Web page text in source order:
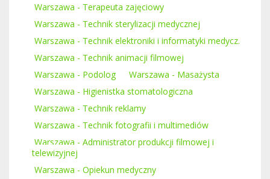
Warszawa - Terapeuta zajęciowy
Warszawa - Technik sterylizacji medycznej
Warszawa - Technik elektroniki i informatyki medycz.
Warszawa - Technik animacji filmowej
Warszawa - Podolog
Warszawa - Masażysta
Warszawa - Higienistka stomatologiczna
Warszawa - Technik reklamy
Warszawa - Technik fotografii i multimediów
Warszawa - Administrator produkcji filmowej i
telewizyjnej
Warszawa - Opiekun medyczny